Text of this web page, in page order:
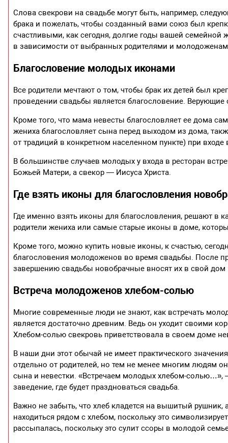
Слова свекрови на свадьбе могут быть, например,
брака и пожелать, чтобы созданный вами союз был
счастливыми, как сегодня, долгие годы вашей
в зависимости от выбранных родителями и
Благословение молодых иконами
Все родители мечтают о том, чтобы брак их детей был
проведении свадьбы является благословение.
Кроме того, что мама невесты благословляет ее дома
жениха благословляет сына перед выходом из дома,
от традиций в конкретном населенном пункте) при входе
В большинстве случаев молодых у входа в ресторан
Божьей Матери, а свекор — Иисуса Христа.
Где взять иконы для благословления
Где именно взять иконы для благословления, решают в
родители жениха или самые старые иконы в доме,
Кроме того, можно купить новые иконы, к счастью,
благословения молодоженов во время свадьбы. После
завершению свадьбы новобрачные вносят их в свой дом
Встреча молодоженов хлебом-солью
Многие современные люди не знают, как встречать
является достаточно древним. Ведь он уходит своими
Хлебом-солью свекровь приветствовала в своем доме
В наши дни этот обычай не имеет практического
отдельно от родителей, но тем не менее многим людям
сына и невестки. «Встречаем молодых хлебом-
заведение, где будет праздноваться свадьба.
Важно не забыть, что хлеб кладется на вышитый
находиться рядом с хлебом, поскольку это
рассыпалась, поскольку это сулит ссоры в молодой